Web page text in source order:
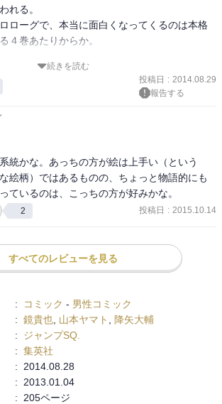
れる。
ローグで、本当に面白くなってくるのは本格
４巻あたりからか。
友情が前面に出ているのと、グレンが昔より
りは軽い印象。
うが、多くの登場人物の背景がわかって絶対
続きを読む
投稿日 : 2014.08.29
報告する
統かな。あっちの方が絵は上手い（という
絵柄）ではあるものの、ちょっと物語的にも
ているのは、こっちの方が好みかな。
2 投稿日 : 2015.10.14
すべてのレビューを見る
: コミック - 男性コミック
: 鏡貴也 山本ヤマト
降矢大輔
:
ジャンプSQ.
: 集英社
:
2014.08.28
:
2013.01.04
:
205ページ